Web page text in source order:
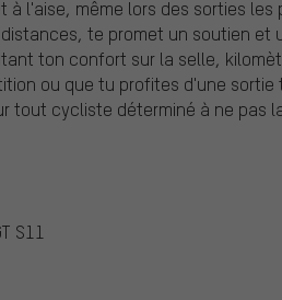
l'aise, même lors des sorties les
te promet un soutien et
ton confort sur la selle,
ou que tu profites d'une sortie
tout cycliste déterminé à ne pas
S11